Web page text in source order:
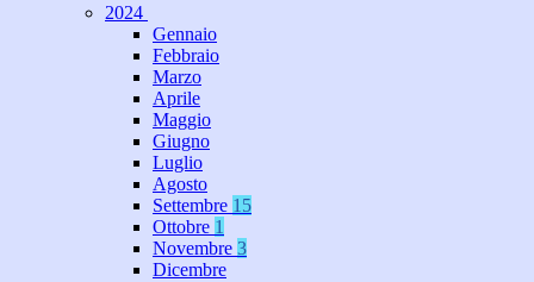
2024
Gennaio
Febbraio
Marzo
Aprile
Maggio
Giugno
Luglio
Agosto
Settembre 15
Ottobre 1
Novembre 3
Dicembre